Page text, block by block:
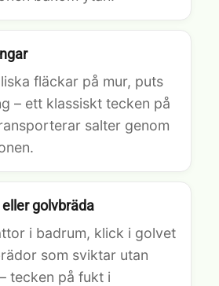
fläckar på mur, puts
– ett klassiskt tecken på
salter genom
golvbräda
i badrum, klick i golvet
som sviktar utan
tecken på fukt i